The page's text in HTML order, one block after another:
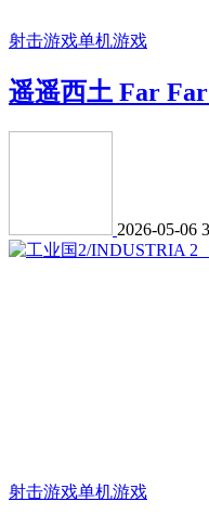
射击游戏单机游戏
遥遥西土 Far Far
2026-05-06
射击游戏单机游戏